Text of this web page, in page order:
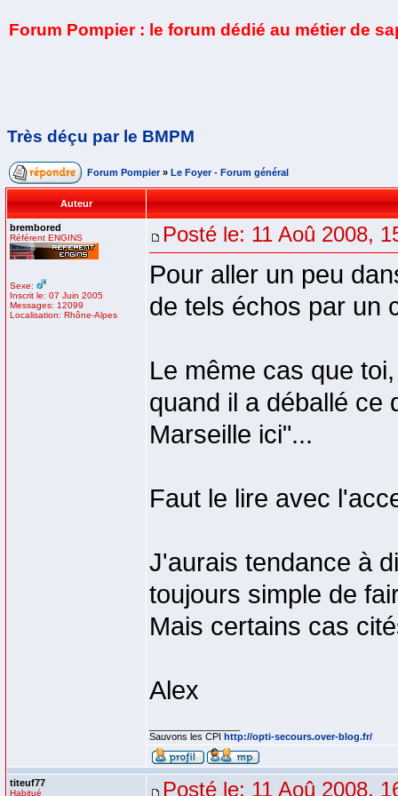
Forum Pompier : le forum dédié au métier de
Très déçu par le BMPM
Forum Pompier » Le Foyer - Forum général
Auteur
brembored
Référent ENGINS
Sexe:
Inscrit le: 07 Juin 2005
Messages: 12099
Localisation: Rhône-Alpes
Posté le: 11 Aoû 2008,
Pour aller un peu
de tels échos par un
Le même cas que
quand il a déballé ce
Marseille ici"...
Faut le lire avec
J'aurais tendance à
toujours simple de
Mais certains cas
Alex
Sauvons les CPI http://opti-secours.over-blog.fr/
titeuf77
Habitué Posté le: 11 Aoû 2008,